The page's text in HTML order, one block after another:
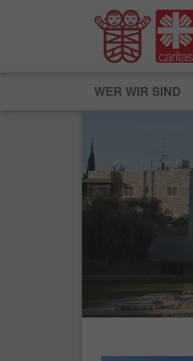
WER WIR SIND